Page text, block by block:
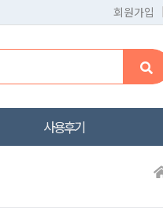
회원가입
사용후기